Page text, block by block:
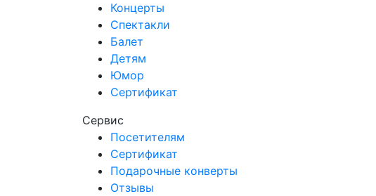
Концерты
Спектакли
Балет
Детям
Юмор
Сертификат
Сервис
Посетителям
Сертификат
Подарочные конверты
Отзывы